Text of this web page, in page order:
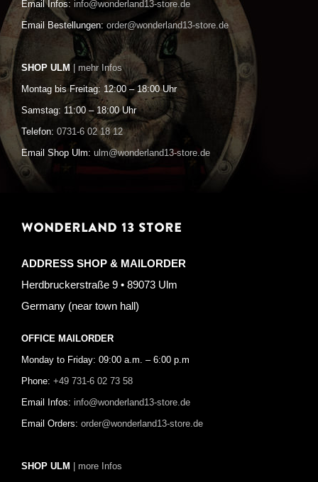
Email Infos: info@wonderland13-store.de
Email Bestellungen: order@wonderland13-store.de
SHOP ULM | mehr Infos
Montag bis Freitag: 12:00 – 18:00 Uhr
Samstag: 11:00 – 18:00 Uhr
Telefon: 0731-6 02 18 12
Email Shop Ulm: ulm@wonderland13-store.de
WONDERLAND 13 STORE
ADDRESS SHOP & MAILORDER
Herdbruckerstraße 9 • 89073 Ulm
Germany (near town hall)
OFFICE MAILORDER
Monday to Friday: 09:00 a.m. – 6:00 p.m
Phone: +49 731-6 02 73 58
Email Infos: info@wonderland13-store.de
Email Orders: order@wonderland13-store.de
SHOP ULM | more Infos